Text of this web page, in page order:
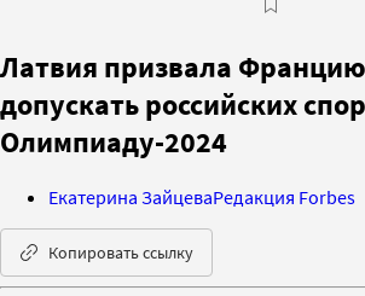
Латвия призвала
допускать российских
Олимпиаду-2024
Екатерина ЗайцеваРедакция Forbes
Копировать ссылку